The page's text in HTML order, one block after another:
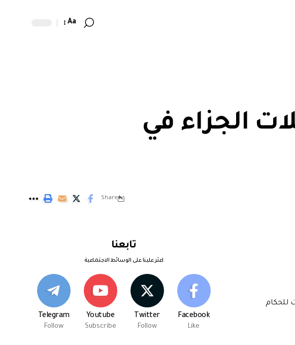
Aa
الجزاء في
Share
للحكام
تابعنا
اعثر علينا على الوسائط الاجتماعية
Facebook
Like
Twitter
Follow
Youtube
Subscribe
Telegram
Follow